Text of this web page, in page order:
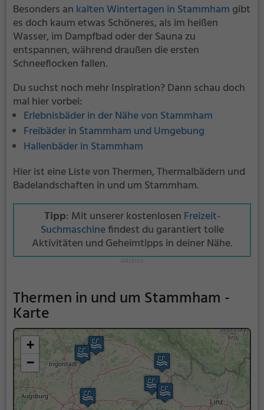
Besonders an kalten Wintertagen in Stammham gibt
es doch kaum etwas Schöneres, als im heißen
Wasser, im Dampfbad oder der Sauna zu
entspannen, während draußen die ersten
Schneeflocken fallen.
Du suchst noch mehr Inspiration? Dann schau doch
mal hier vorbei:
Erlebnisbäder in der Nähe von Stammham
Freibäder in Stammham und Umgebung
Hallenbäder in Stammham
Hier ist eine Liste von Thermen, Thermalbädern und
Badelandschaften in und um Stammham.
Tipp: Mit unserer kostenlosen Freizeit-
Suchmaschinefindest du garantiert tolle
Aktivitäten und Geheimtipps in deiner Nähe.
Thermen in und um Stammham -
Karte
+
−